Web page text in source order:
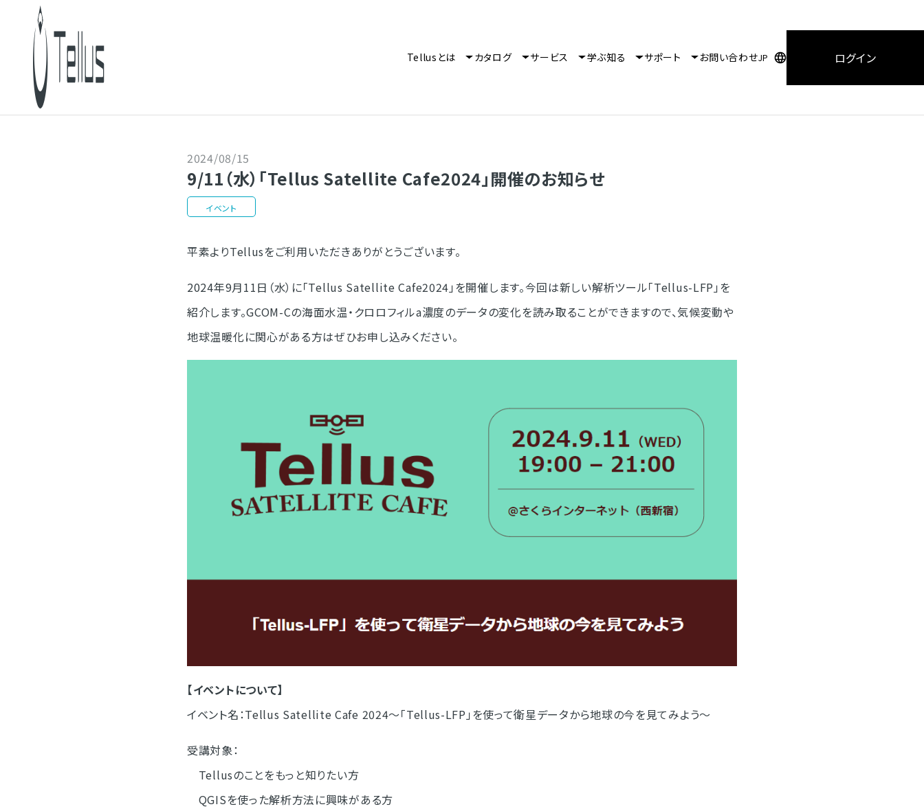
Tellusとは カタログ サービス 学ぶ知る サポート お問い合わせJP ログイン
2024/08/15
9/11（水）「Tellus Satellite Cafe2024」開催のお知らせ
イベント
平素よりTellusをご利用いただきありがとうございます。
2024年9月11日（水）に「Tellus Satellite Cafe2024」を開催します。今回は新しい解析ツール「Tellus-LFP」を
紹介します。GCOM-Cの海面水温・クロロフィルa濃度のデータの変化を読み取ることができますので、気候変動や
地球温暖化に関心がある方はぜひお申し込みください。
【イベントについて】
イベント名：Tellus Satellite Cafe 2024～「Tellus-LFP」を使って衛星データから地球の今を見てみよう～
受講対象：
Tellusのことをもっと知りたい方
QGISを使った解析方法に興味がある方